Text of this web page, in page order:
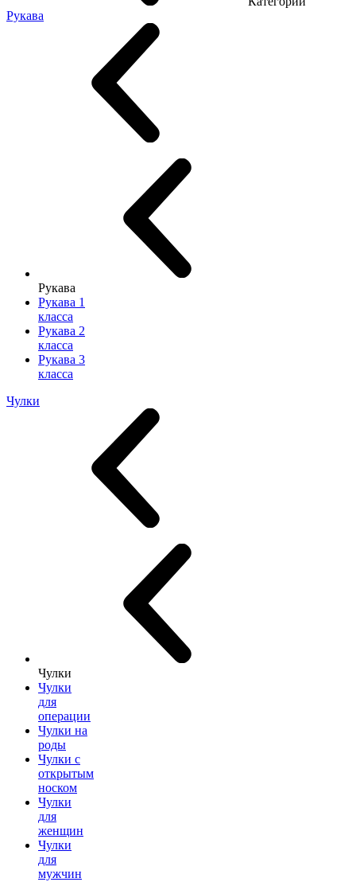
Рукава
Рукава
Рукава 1
класса
Рукава 2
класса
Рукава 3
класса
Чулки
Чулки
Чулки
для
операции
Чулки на
роды
Чулки с
открытым
носком
Чулки
для
женщин
Чулки
для
мужчин